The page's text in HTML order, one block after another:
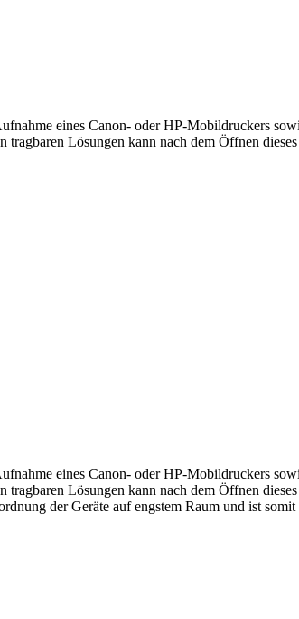
eines Canon- oder HP-Mobildruckers
Lösungen kann nach dem Öffnen
eines Canon- oder HP-Mobildruckers
Lösungen kann nach dem Öffnen
der Geräte auf engstem Raum und ist